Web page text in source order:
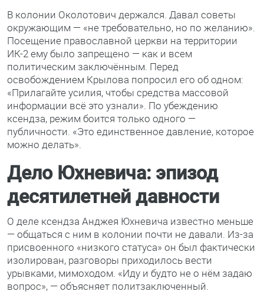
В колонии Околотович держался. Давал советы
окружающим — «не требовательно, но по желанию».
Посещение православной церкви на территории
ИК-2 ему было запрещено — как и всем
политическим заключённым. Перед
освобождением Крылова попросил его об одном:
«Прилагайте усилия, чтобы средства массовой
информации всё это узнали». По убеждению
ксендза, режим боится только одного —
публичности. «Это единственное давление, которое
можно делать».
Дело Юхневича: эпизод
десятилетней давности
О деле ксендза Анджея Юхневича известно меньше
— общаться с ним в колонии почти не давали. Из-за
присвоенного «низкого статуса» он был фактически
изолирован, разговоры приходилось вести
урывками, мимоходом. «Иду и будто не о нём задаю
вопрос», — объясняет политзаключенный.